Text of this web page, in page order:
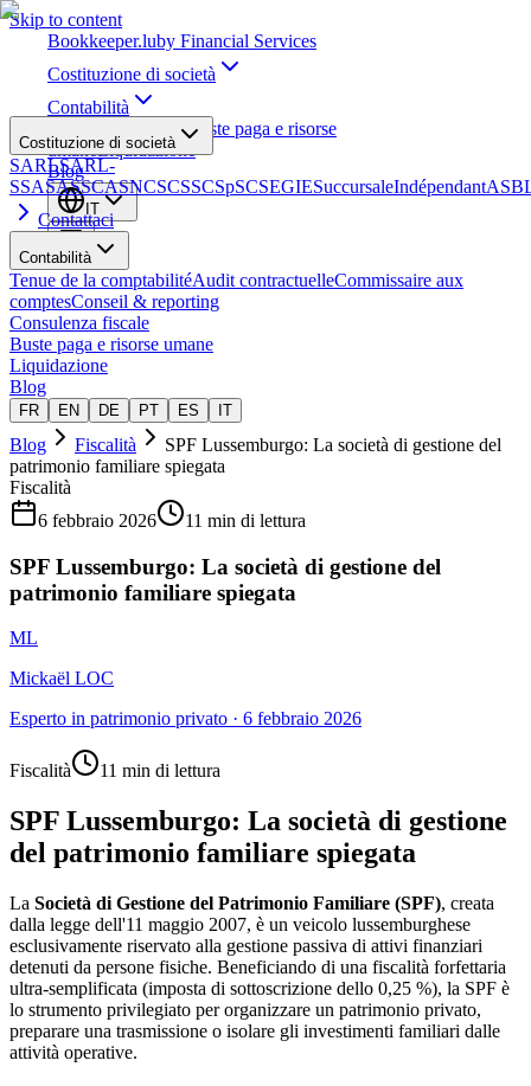
Skip to content
Bookkeeper.luby Financial Services
Costituzione di società
Contabilità
Consulenza fiscale Buste paga e risorse
umaneLiquidazione
Blog
IT
Costituzione di società
SARLSARL-
SSASASSCASNCSCSSCSpSCSEGIESuccursaleIndépendant
Contattaci
Contabilità
Tenue de la comptabilitéAudit contractuelleCommissaire aux
comptesConseil & reporting
Consulenza fiscale
Buste paga e risorse umane
Liquidazione
Blog
FR EN DE PT ES IT
Blog Fiscalità
SPF Lussemburgo: La società di gestione del
patrimonio familiare spiegata
Fiscalità
6 febbraio 2026
11 min di lettura
SPF Lussemburgo: La società di gestione del
patrimonio familiare spiegata
ML
Mickaël LOC
Esperto in patrimonio privato · 6 febbraio 2026
Fiscalità 11 min di lettura
SPF Lussemburgo: La società di gestione
del patrimonio familiare spiegata
La Società di Gestione del Patrimonio Familiare (SPF), creata
dalla legge dell'11 maggio 2007, è un veicolo lussemburghese
esclusivamente riservato alla gestione passiva di attivi finanziari
detenuti da persone fisiche. Beneficiando di una fiscalità forfettaria
ultra-semplificata (imposta di sottoscrizione dello 0,25 %), la SPF è
lo strumento privilegiato per organizzare un patrimonio privato,
preparare una trasmissione o isolare gli investimenti familiari dalle
attività operative.